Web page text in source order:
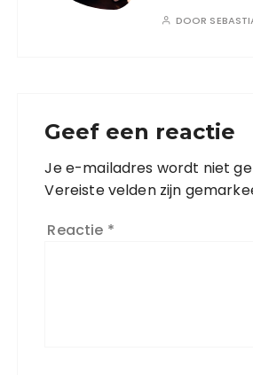
DOOR
Geef een reactie
Je e-mailadres wordt niet
Vereiste velden zijn
Reactie *